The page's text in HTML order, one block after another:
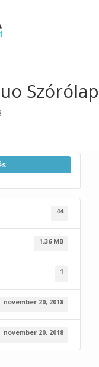
Szórólap
44
1.36 MB
1
november 20, 2018
november 20, 2018